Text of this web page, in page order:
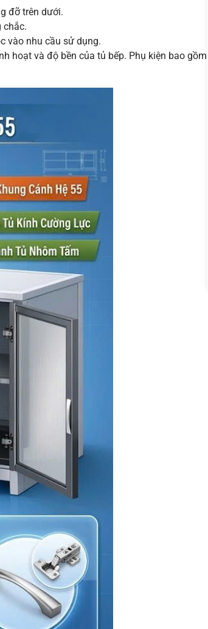
đỡ trên dưới.
chắc.
vào nhu cầu sử dụng.
hoạt và độ bền của tủ bếp. Phụ kiện bao gồm